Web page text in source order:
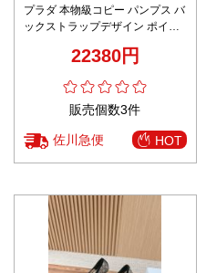
プラダ 本物級コピー パンプス バ
ックストラップデザイン ポイン
22380円
販売個数3件
佐川急便 HOT